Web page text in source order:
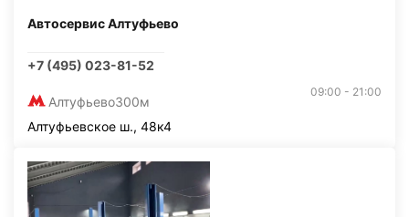
Автосервис Алтуфьево
+7 (495) 023-81-52
Алтуфьево300м
09:00 - 21:00
Алтуфьевское ш., 48к4